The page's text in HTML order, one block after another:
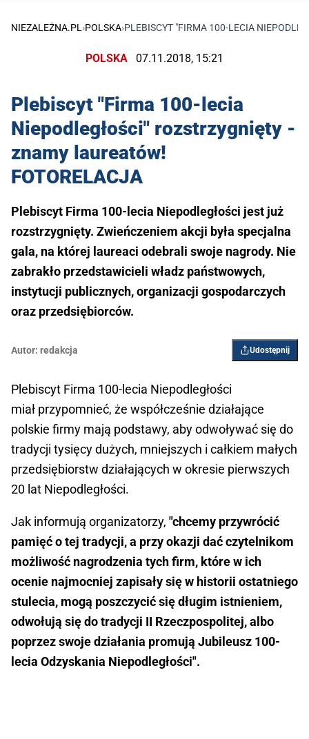
NIEZALEŻNA.PL ›POLSKA›PLEBISCYT "FIRMA 100-LECIA
POLSKA 07.11.2018, 15:21
Plebiscyt "Firma 100-lecia
Niepodległości" rozstrzygnięty -
znamy laureatów!
FOTORELACJA
Plebiscyt Firma 100-lecia Niepodległości jest już
rozstrzygnięty. Zwieńczeniem akcji była specjalna
gala, na której laureaci odebrali swoje nagrody. Nie
zabrakło przedstawicieli władz państwowych,
instytucji publicznych, organizacji gospodarczych
oraz przedsiębiorców.
Autor: redakcja Udostępnij
Plebiscyt Firma 100-lecia Niepodległości
miał przypomnieć, że współcześnie działające
polskie firmy mają podstawy, aby odwoływać się do
tradycji tysięcy dużych, mniejszych i całkiem małych
przedsiębiorstw działających w okresie pierwszych
20 lat Niepodległości.
Jak informują organizatorzy, "chcemy przywrócić
pamięć o tej tradycji, a przy okazji dać czytelnikom
możliwość nagrodzenia tych firm, które w ich
ocenie najmocniej zapisały się w historii ostatniego
stulecia, mogą poszczycić się długim istnieniem,
odwołują się do tradycji II Rzeczpospolitej, albo
poprzez swoje działania promują Jubileusz 100-
lecia Odzyskania Niepodległości".